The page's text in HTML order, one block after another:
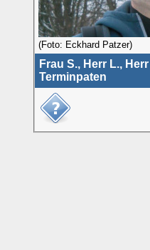
(Foto: Eckhard Patzer)
Frau S., Herr L.,
Terminpaten